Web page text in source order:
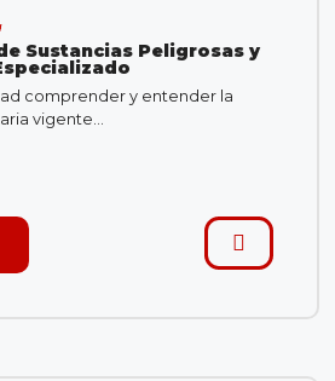
Sustancias Peligrosas y
comprender y entender la
vigente…